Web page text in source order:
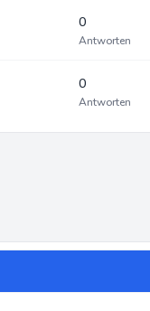
0
Antworten
0
Antworten